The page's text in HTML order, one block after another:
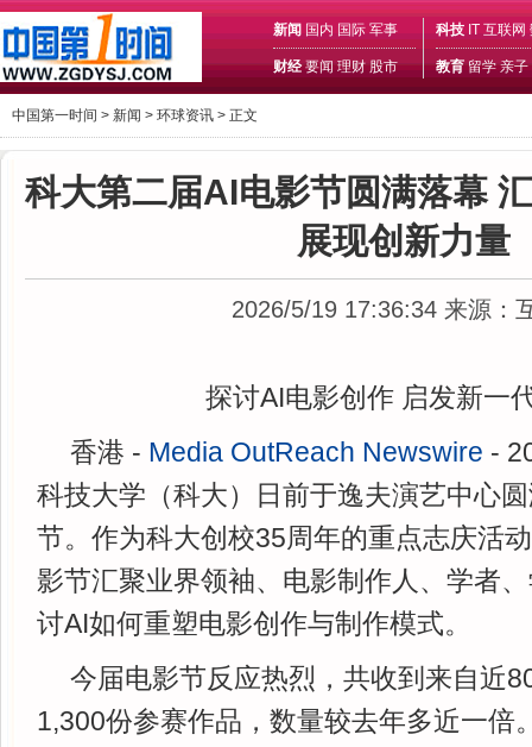
新闻 国内 国际 军事
财经 要闻 理财 股市
科技 IT 互联网
教育 留学 亲子
中国第一时间 > 新闻 > 环球资讯 > 正文
科大第二届AI电影节圆满落幕
展现创新力量
2026/5/19 17:36:34 来源：
探讨AI电影创作 启发新一
香港 - Media OutReach Newswire -
科技大学（科大）日前于逸夫演艺中心
节。作为科大创校35周年的重点志庆活
影节汇聚业界领袖、电影制作人、学者
讨AI如何重塑电影创作与制作模式。
今届电影节反应热烈，共收到来自近
1,300份参赛作品，数量较去年多近一倍